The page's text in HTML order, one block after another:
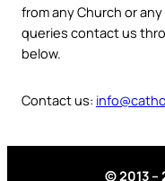
from any Church or
queries contact us
below.
Contact us:
© 2013 –